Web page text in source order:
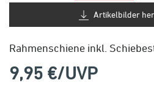
Artikelbilder
Rahmenschiene inkl.
9,95 €/UVP